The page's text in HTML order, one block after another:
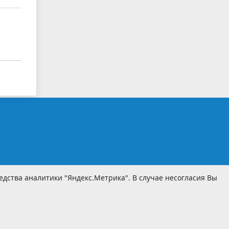
аналитики "Яндекс.Метрика". В случае несогласия Вы